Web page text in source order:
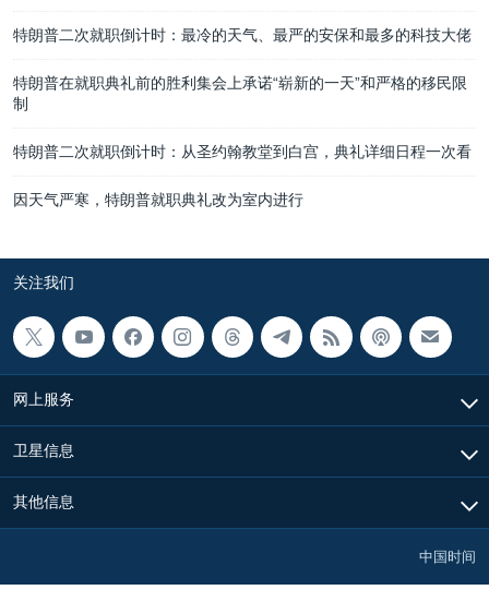
特朗普二次就职倒计时：最冷的天气、最严的安保和最多的科技大佬
特朗普在就职典礼前的胜利集会上承诺“崭新的一天”和严格的移民限
制
特朗普二次就职倒计时：从圣约翰教堂到白宫，典礼详细日程一次看
因天气严寒，特朗普就职典礼改为室内进行
关注我们
网上服务
卫星信息
其他信息
中国时间